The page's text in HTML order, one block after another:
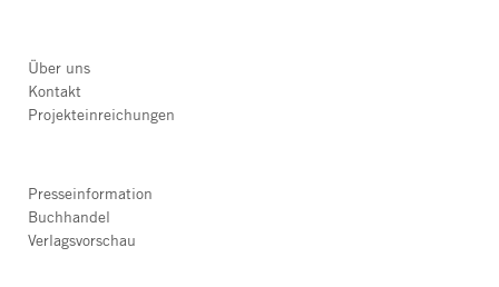
Über uns
Kontakt
Projekteinreichungen
Presseinformation
Buchhandel
Verlagsvorschau